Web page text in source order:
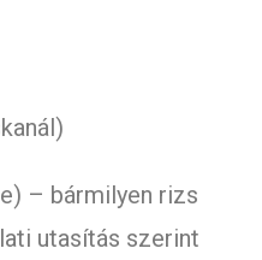
– bármilyen rizs
utasítás szerint